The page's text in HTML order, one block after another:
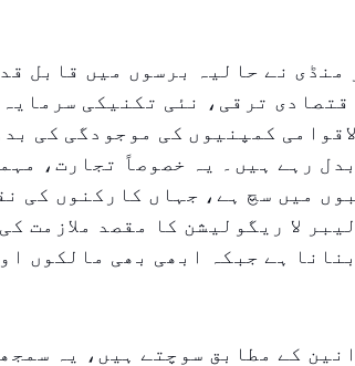
نے حالیہ برسوں میں قابل
ترقی، نئی تکنیکی سرمایہ
کمپنیوں کی موجودگی کی
رہے ہیں۔ یہ خصوصاً تجارت،
میں سچ ہے، جہاں کارکنوں کی
لا ریگولیشن کا مقصد ملازمت
ہے جبکہ ابھی بھی مالکوں
کے مطابق سوچتے ہیں، یہ